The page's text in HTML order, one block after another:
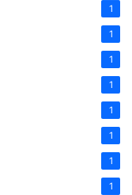
1
1
1
1
1
1
1
1